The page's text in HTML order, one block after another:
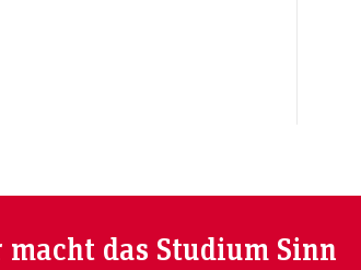
macht das Studium Sinn